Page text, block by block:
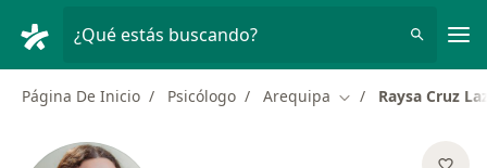
¿Qué estás buscando?
Página De Inicio Psicólogo Arequipa Cambiar de ciudad
Raysa Cruz